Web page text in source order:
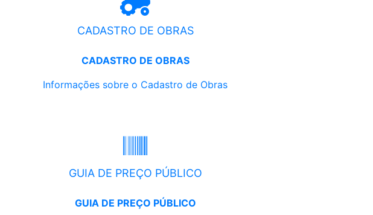
CADASTRO DE OBRAS
CADASTRO DE OBRAS
Informações sobre o Cadastro de Obras
GUIA DE PREÇO PÚBLICO
GUIA DE PREÇO PÚBLICO